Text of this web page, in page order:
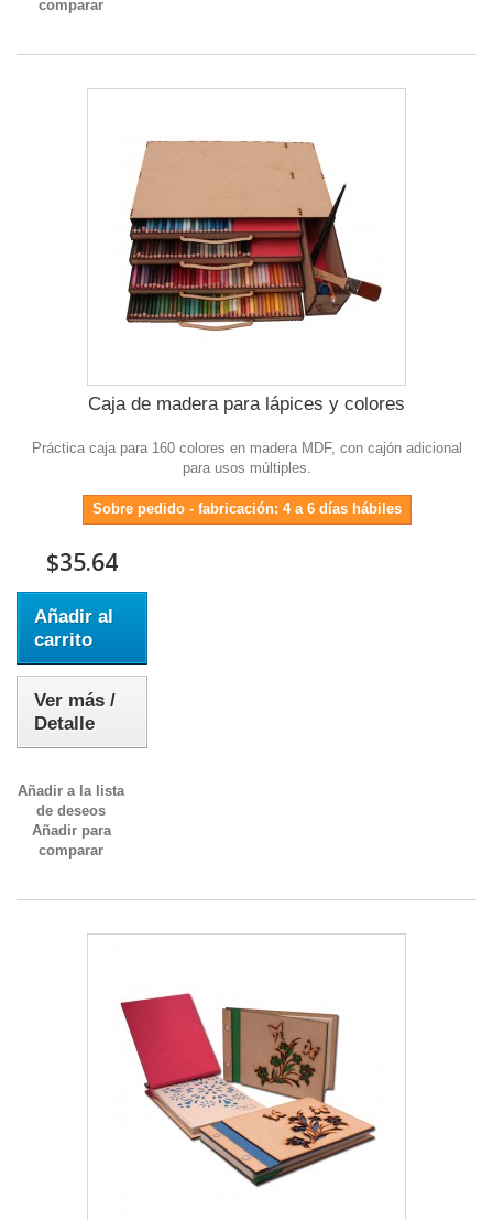
comparar
Caja de madera para lápices y colores
Práctica caja para 160 colores en madera MDF, con cajón adicional
para usos múltiples.
Sobre pedido - fabricación: 4 a 6 días hábiles
$35.64
Añadir al
carrito
Ver más /
Detalle
Añadir a la lista
de deseos
Añadir para
comparar